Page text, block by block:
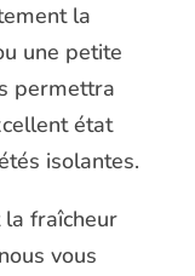
la
une petite
permettra
état
isolantes.
fraîcheur
vous